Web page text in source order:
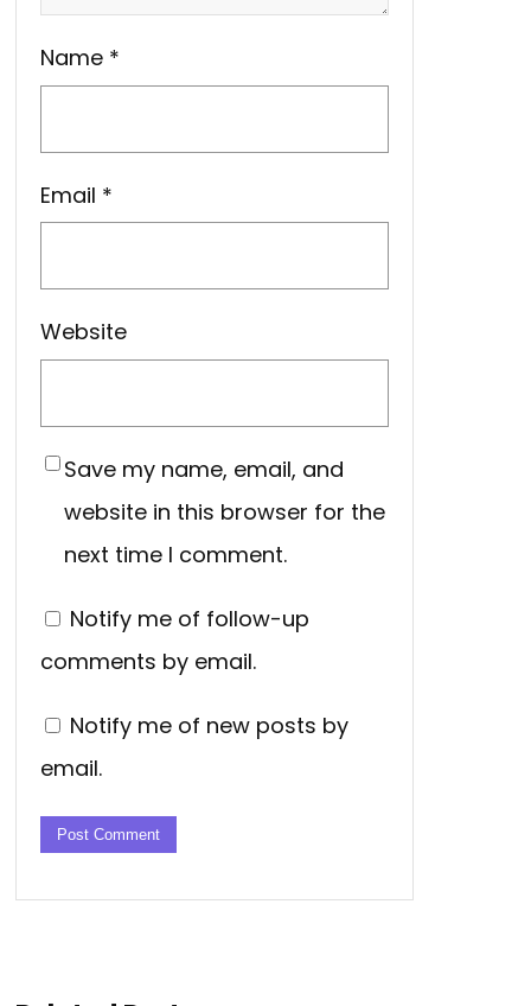
Name *
Email *
Website
Save my name, email, and
website in this browser for the
next time I comment.
Notify me of follow-up
comments by email.
Notify me of new posts by
email.